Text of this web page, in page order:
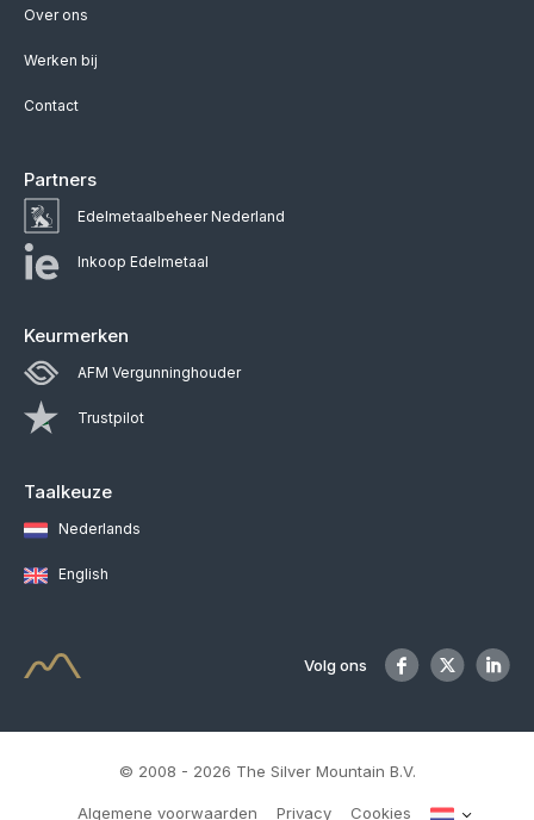
Over ons
Werken bij
Contact
Partners
Edelmetaalbeheer Nederland
Inkoop Edelmetaal
Keurmerken
AFM Vergunninghouder
Trustpilot
Taalkeuze
Nederlands
English
Volg ons
© 2008 - 2026 The Silver Mountain B.V.
Algemene voorwaarden Privacy Cookies